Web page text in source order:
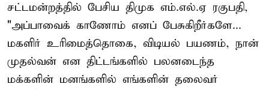
சட்டமன்றத்தில் பேசிய திமுக எம்.எல்.ஏ ரகுபதி,
"அப்பாவைக் காணோம் எனப் பேசுகிறீர்களே...
மகளிர் உரிமைத்தொகை, விடியல் பயணம், நான்
முதல்வன் என திட்டங்களில் பலனடைந்த
மக்களின் மனங்களில் எங்களின் தலைவர்